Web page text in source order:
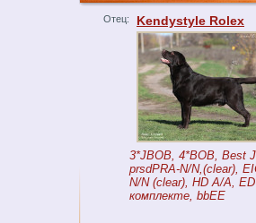
Отец: Kendystyle Rolex
3*JBOB, 4*BOB, Best
prsdPRA-N/N,(clear),
N/N (clear), HD A/A,
комплекте, bbEE